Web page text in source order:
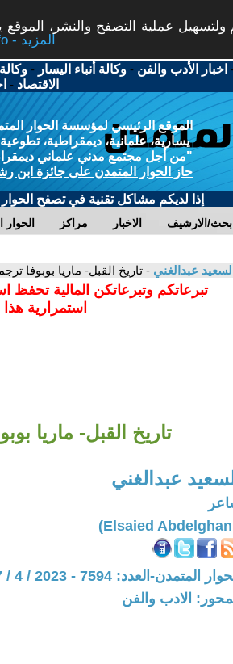
عملية التصفح والنشر،
More info - المزيد
اخبار الأدب والفن -وكالة أنباء اليسار -
الاقتصاد -
الموقع الرئيسي لمؤسسة الحوار
يسارية، علمانية، ديمقراطية،
"من أجل مجتمع مدني علماني
حاز الحوار المتمدن على جائزة ابن
إذا لديكم مشاكل تقنية في تصفح الحوار
الحوار مراكز الاخبار بحث/الارشيف
السعيد عبدالغني - تاريخ القبل- ماريا بوبوفا
تبرعاتكم وتبرعاتكن المالية تحفظ
استمرارية
تاريخ القبل- ماريا
عبدالغني
المتمدن-العدد: 7594 - 2023 / 4 / 27 - 23:51
الادب والفن